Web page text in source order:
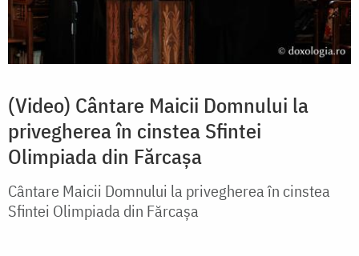
(Video) Cântare Maicii Domnului la
privegherea în cinstea Sfintei
Olimpiada din Fărcașa
Cântare Maicii Domnului la privegherea în cinstea
Sfintei Olimpiada din Fărcașa